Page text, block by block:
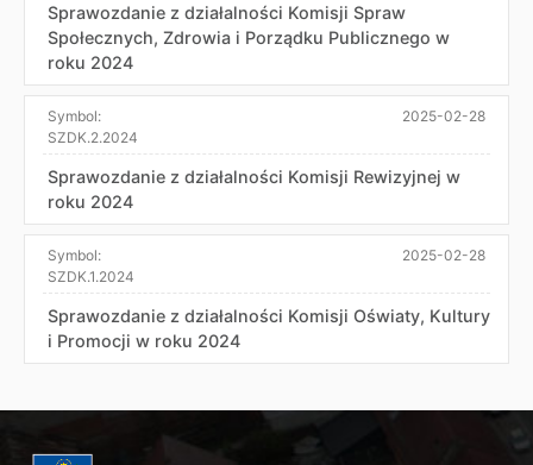
Sprawozdanie z działalności Komisji Spraw
Społecznych, Zdrowia i Porządku Publicznego w
roku 2024
Symbol:
SZDK.2.2024
2025-02-28
Sprawozdanie z działalności Komisji Rewizyjnej w
roku 2024
Symbol:
SZDK.1.2024
2025-02-28
Sprawozdanie z działalności Komisji Oświaty, Kultury
i Promocji w roku 2024